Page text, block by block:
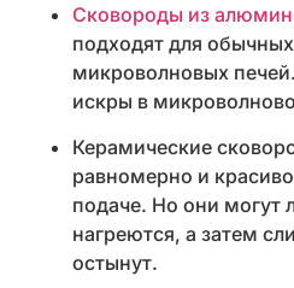
Сковороды из
подходят для
микроволновых
искры в
Керамические
равномерно и
подаче. Но они могут
нагреются, а затем
остынут.